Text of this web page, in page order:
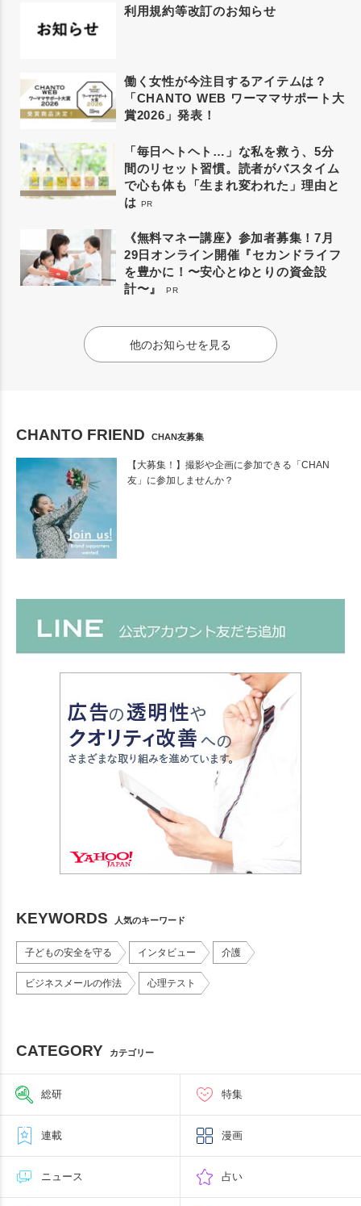
利用規約等改訂のお知らせ
働く女性が今注目するアイテムは？
「CHANTO WEB ワーママサポート大
賞2026」発表！
「毎日ヘトヘト…」な私を救う、5分
間のリセット習慣。読者がバスタイム
で心も体も「生まれ変われた」理由と
は PR
《無料マネー講座》参加者募集！7月
29日オンライン開催『セカンドライフ
を豊かに！〜安心とゆとりの資金設
計〜』
PR
他のお知らせを見る
CHANTO FRIEND CHAN友募集
【大募集！】撮影や企画に参加できる「CHAN
友」に参加しませんか？
KEYWORDS 人気のキーワード
子どもの安全を守る インタビュー 介護
ビジネスメールの作法 心理テスト
CATEGORY カテゴリー
総研 特集
連載 漫画
ニュース 占い